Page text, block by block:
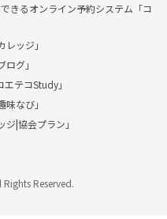
きるオンライン予約システム「コ
ッジ」
グ」
テコStudy」
なび」
|協会プラン」
Reserved.